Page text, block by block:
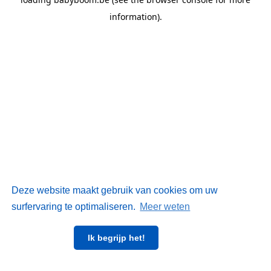
Deze website maakt gebruik van cookies om uw
surfervaring te optimaliseren. Meer weten
Ik begrijp het!
information).